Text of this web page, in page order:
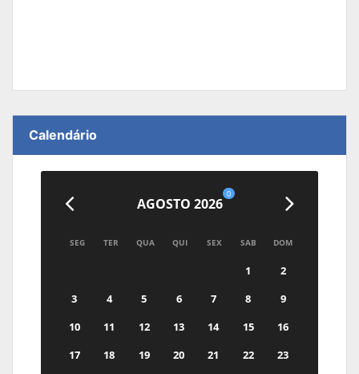
Calendário
AGOSTO 2026
0
SEG TER QUA QUI SEX SAB DOM
1
2
3
4 5 6 7 8
9
10
11 12 13 14 15
16
17
18 19 20 21 22
23